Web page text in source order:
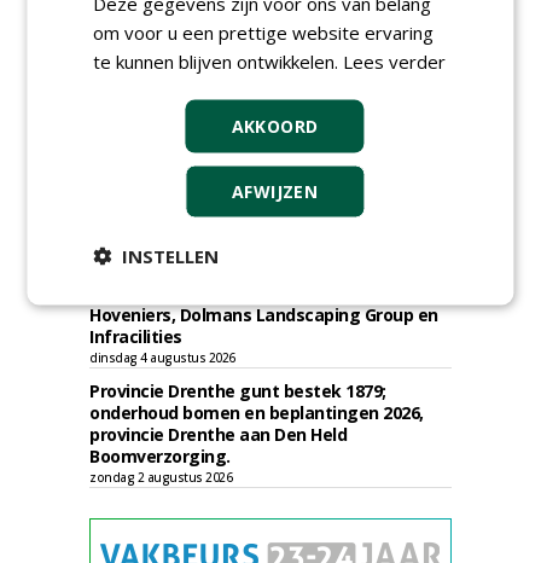
Gemeente Tilburg gunt ecologische
verbindingszone Zwaluwenbunders en
boslandschap Rugdijk aan Van Helvoirt
Groenprojecten
Gemeente Eindhoven gunt groot
onderhoud ''Stedelijk bos'' binnen de
bebouwingscontour houtkap aan
Boomrooierij Weijtmans.
Academisch Ziekenhuis Maastricht gunt
Hoveniers, Dolmans Landscaping Group en
Infracilities
dinsdag 4 augustus 2026
Provincie Drenthe gunt bestek 1879;
onderhoud bomen en beplantingen 2026,
provincie Drenthe aan Den Held
Boomverzorging.
zondag 2 augustus 2026
om voor u een prettige website ervaring
te kunnen blijven ontwikkelen. Lees verder
AKKOORD
AFWIJZEN
INSTELLEN